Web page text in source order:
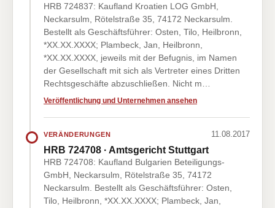
HRB 724837: Kaufland Kroatien LOG GmbH,
Neckarsulm, Rötelstraße 35, 74172 Neckarsulm.
Bestellt als Geschäftsführer: Osten, Tilo, Heilbronn,
*XX.XX.XXXX; Plambeck, Jan, Heilbronn,
*XX.XX.XXXX, jeweils mit der Befugnis, im Namen
der Gesellschaft mit sich als Vertreter eines Dritten
Rechtsgeschäfte abzuschließen. Nicht m…
Veröffentlichung und Unternehmen ansehen
VERÄNDERUNGEN 11.08.2017
HRB 724708 · Amtsgericht Stuttgart
HRB 724708: Kaufland Bulgarien Beteiligungs-
GmbH, Neckarsulm, Rötelstraße 35, 74172
Neckarsulm. Bestellt als Geschäftsführer: Osten,
Tilo, Heilbronn, *XX.XX.XXXX; Plambeck, Jan,